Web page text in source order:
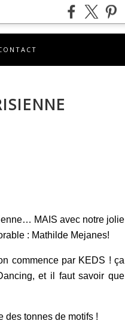
MAIS avec notre jolie
: Mathilde Mejanes!
commence par KEDS ! ça
et il faut savoir que
des tonnes de motifs !